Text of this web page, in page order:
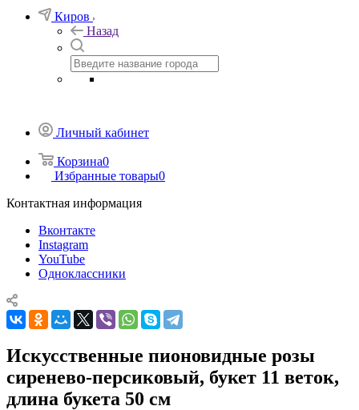
Киров
Назад
Личный кабинет
Корзина0
Избранные товары0
Контактная информация
Вконтакте
Instagram
YouTube
Одноклассники
Искусственные пионовидные розы
сиренево-персиковый, букет 11 веток,
длина букета 50 см